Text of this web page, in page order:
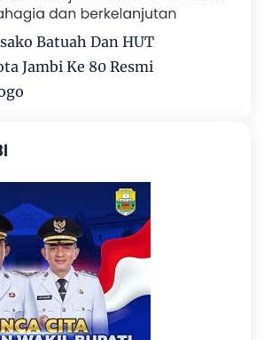
Batuah Dan HUT
Jambi Ke 80 Resmi